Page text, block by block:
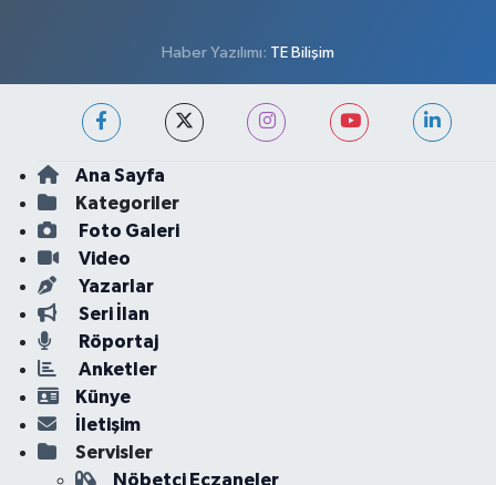
Haber Yazılımı: TE Bilişim
Ana Sayfa
Kategoriler
Foto Galeri
Video
Yazarlar
Seri İlan
Röportaj
Anketler
Künye
İletişim
Servisler
Nöbetçi Eczaneler